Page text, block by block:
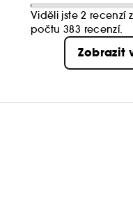
Viděli jste 2 recenzí
počtu 383 recenzí.
Zobrazit